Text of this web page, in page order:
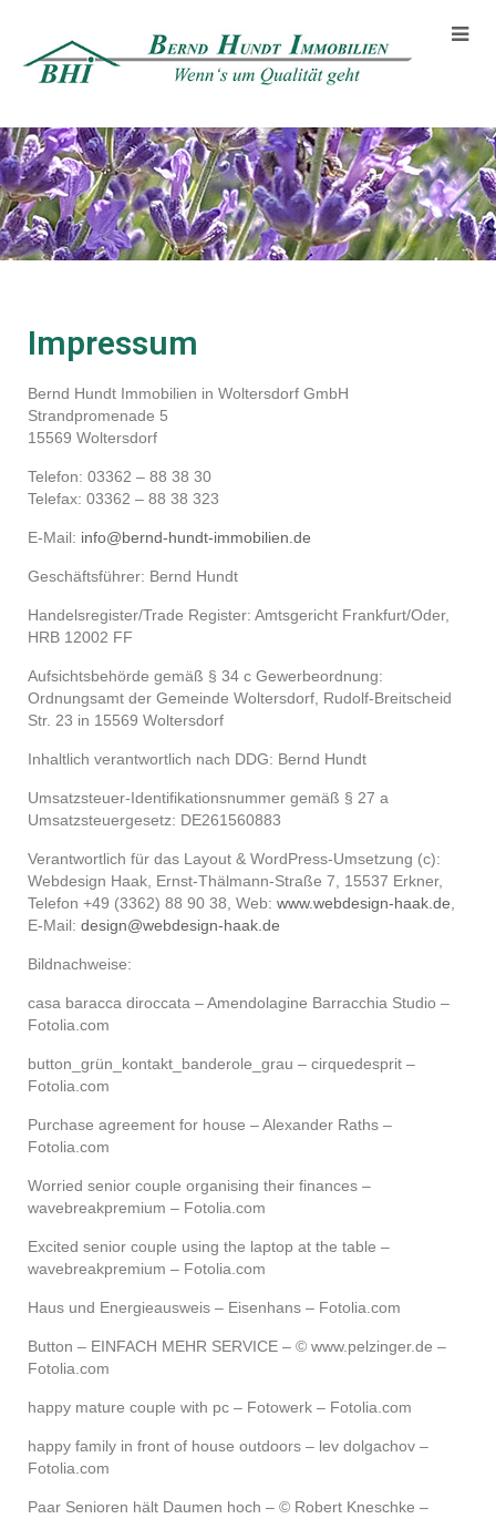
Impressum
Bernd Hundt Immobilien in Woltersdorf GmbH
Strandpromenade 5
15569 Woltersdorf
Telefon: 03362 – 88 38 30
Telefax: 03362 – 88 38 323
E-Mail: info@bernd-hundt-immobilien.de
Geschäftsführer: Bernd Hundt
Handelsregister/Trade Register: Amtsgericht Frankfurt/Oder,
HRB 12002 FF
Aufsichtsbehörde gemäß § 34 c Gewerbeordnung:
Ordnungsamt der Gemeinde Woltersdorf, Rudolf-Breitscheid
Str. 23 in 15569 Woltersdorf
Inhaltlich verantwortlich nach DDG: Bernd Hundt
Umsatzsteuer-Identifikationsnummer gemäß § 27 a
Umsatzsteuergesetz: DE261560883
Verantwortlich für das Layout & WordPress-Umsetzung (c):
Webdesign Haak, Ernst-Thälmann-Straße 7, 15537 Erkner,
Telefon +49 (3362) 88 90 38, Web: www.webdesign-haak.de,
E-Mail: design@webdesign-haak.de
Bildnachweise:
casa baracca diroccata – Amendolagine Barracchia Studio –
Fotolia.com
button_grün_kontakt_banderole_grau – cirquedesprit –
Fotolia.com
Purchase agreement for house – Alexander Raths –
Fotolia.com
Worried senior couple organising their finances –
wavebreakpremium – Fotolia.com
Excited senior couple using the laptop at the table –
wavebreakpremium – Fotolia.com
Haus und Energieausweis – Eisenhans – Fotolia.com
Button – EINFACH MEHR SERVICE – © www.pelzinger.de –
Fotolia.com
happy mature couple with pc – Fotowerk – Fotolia.com
happy family in front of house outdoors – lev dolgachov –
Fotolia.com
Paar Senioren hält Daumen hoch – © Robert Kneschke –